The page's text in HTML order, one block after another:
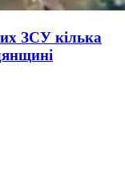
ЗСУ кілька